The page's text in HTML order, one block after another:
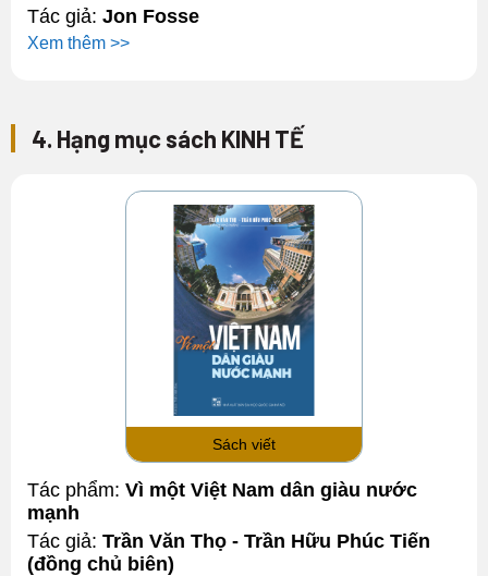
Tác giả: Jon Fosse
Xem thêm >>
4. Hạng mục sách KINH TẾ
Sách viết
Tác phẩm: Vì một Việt Nam dân giàu nước
mạnh
Tác giả: Trần Văn Thọ - Trần Hữu Phúc Tiến
(đồng chủ biên)